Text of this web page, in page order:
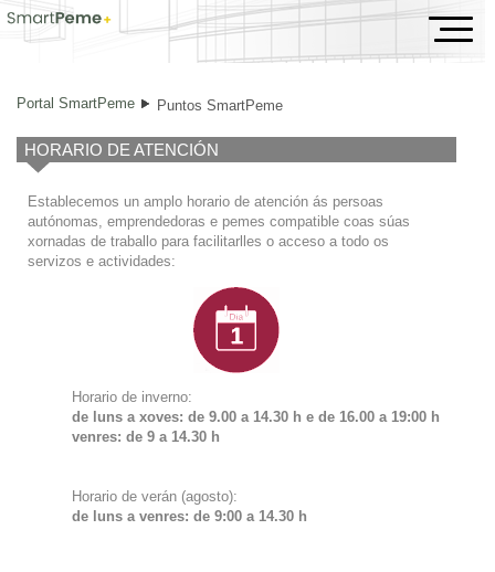
Puntos SmartPeme
Portal SmartPeme Puntos SmartPeme
HORARIO DE ATENCIÓN
Establecemos un amplo horario de atención ás persoas
autónomas, emprendedoras e pemes compatible coas súas
xornadas de traballo para facilitarlles o acceso a todo os
servizos e actividades:
Horario de inverno:
de luns a xoves: de 9.00 a 14.30 h e de 16.00 a 19:00 h
venres: de 9 a 14.30 h
Horario de verán (agosto):
de luns a venres: de 9:00 a 14.30 h